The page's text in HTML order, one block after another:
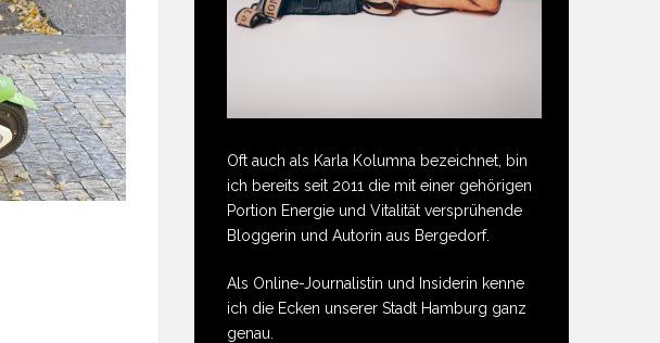
Oft auch als Karla Kolumna bezeichnet, bin
ich bereits seit 2011 die mit einer gehörigen
Portion Energie und Vitalität versprühende
Bloggerin und Autorin aus Bergedorf.
Als Online-Journalistin und Insiderin kenne
ich die Ecken unserer Stadt Hamburg ganz
genau.